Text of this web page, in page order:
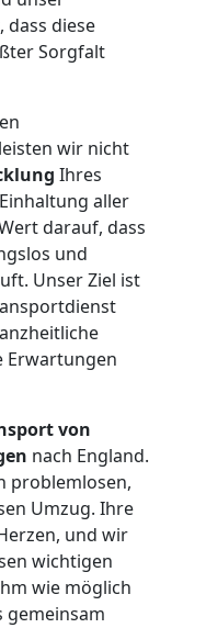
dass diese
Sorgfalt
wir nicht
Ihres
aller
darauf, dass
und
Unser Ziel ist
Erwartungen
von
nach England.
problemlosen,
Umzug. Ihre
und wir
wichtigen
wie möglich
gemeinsam